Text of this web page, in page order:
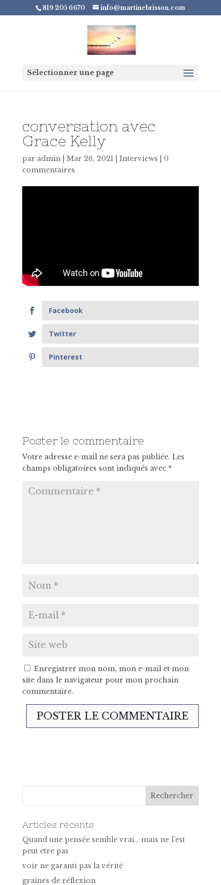
819 205 6670 info@martinebrisson.com
Sélectionner une page
conversation avec
Grace Kelly
par admin| Mar 26, 2021 Interviews
0
commentaires
Facebook
Twitter
Pinterest
Poster le commentaire
Votre adresse e-mail ne sera pas publiée. Les
champs obligatoires sont indiqués avec *
Enregistrer mon nom, mon e-mail et mon
site dans le navigateur pour mon prochain
commentaire.
Articles récents
Quand une pensée semble vrai… mais ne l’est
peut etre pas
voir ne garanti pas la vérité
graines de réflexion